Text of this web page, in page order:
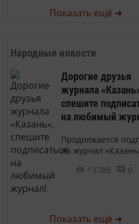
Показать ещё ➜
Народные новости
Дорогие друзья
журнала
спешите
на любимый
Продолжается
на журнал
13789
0
Показать ещё ➜